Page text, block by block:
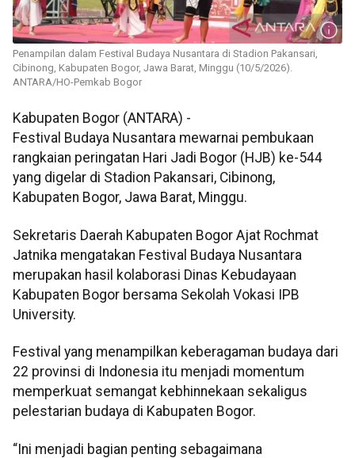
Penampilan dalam Festival Budaya Nusantara di Stadion Pakansari,
Cibinong, Kabupaten Bogor, Jawa Barat, Minggu (10/5/2026).
ANTARA/HO-Pemkab Bogor
Kabupaten Bogor (ANTARA) -
Festival Budaya Nusantara mewarnai pembukaan
rangkaian peringatan Hari Jadi Bogor (HJB) ke-544
yang digelar di Stadion Pakansari, Cibinong,
Kabupaten Bogor, Jawa Barat, Minggu.
Sekretaris Daerah Kabupaten Bogor Ajat Rochmat
Jatnika mengatakan Festival Budaya Nusantara
merupakan hasil kolaborasi Dinas Kebudayaan
Kabupaten Bogor bersama Sekolah Vokasi IPB
University.
Festival yang menampilkan keberagaman budaya dari
22 provinsi di Indonesia itu menjadi momentum
memperkuat semangat kebhinnekaan sekaligus
pelestarian budaya di Kabupaten Bogor.
“Ini menjadi bagian penting sebagaimana